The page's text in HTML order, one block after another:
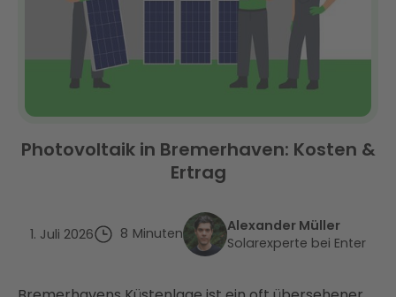
Photovoltaik in Bremerhaven: Kosten &
Ertrag
1. Juli 2026 8 Minuten
Alexander Müller
Solarexperte bei Enter